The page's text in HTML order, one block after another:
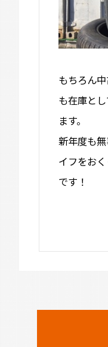
もちろん
も在庫と
ます。
新年度も
イフをお
です！